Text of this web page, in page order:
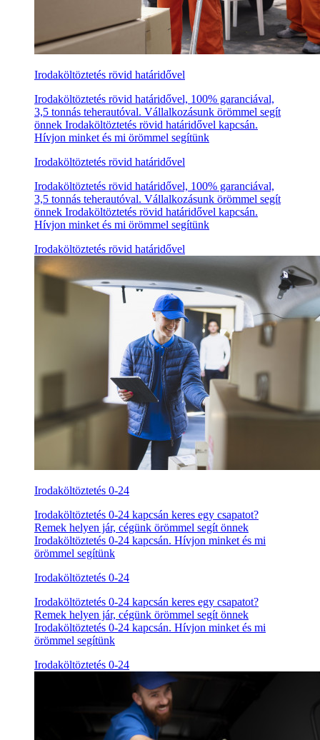
Irodaköltöztetés rövid határidővel
Irodaköltöztetés rövid határidővel, 100% garanciával,
3,5 tonnás teherautóval. Vállalkozásunk örömmel segít
önnek Irodaköltöztetés rövid határidővel kapcsán.
Hívjon minket és mi örömmel segítünk
Irodaköltöztetés rövid határidővel
Irodaköltöztetés rövid határidővel, 100% garanciával,
3,5 tonnás teherautóval. Vállalkozásunk örömmel segít
önnek Irodaköltöztetés rövid határidővel kapcsán.
Hívjon minket és mi örömmel segítünk
Irodaköltöztetés rövid határidővel
Irodaköltöztetés 0-24
Irodaköltöztetés 0-24 kapcsán keres egy csapatot?
Remek helyen jár, cégünk örömmel segít önnek
Irodaköltöztetés 0-24 kapcsán. Hívjon minket és mi
örömmel segítünk
Irodaköltöztetés 0-24
Irodaköltöztetés 0-24 kapcsán keres egy csapatot?
Remek helyen jár, cégünk örömmel segít önnek
Irodaköltöztetés 0-24 kapcsán. Hívjon minket és mi
örömmel segítünk
Irodaköltöztetés 0-24